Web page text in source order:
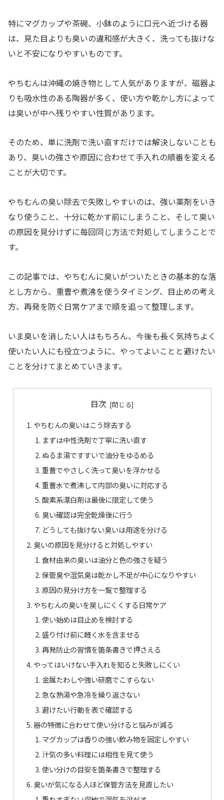
特にマグカップや茶碗、小鉢のように口元へ近づける器
は、見た目よりも臭いの違和感が大きく、洗っても抜けな
いと不安になりやすいものです。
やちむんは沖縄の焼き物として人気がありますが、磁器よ
りも吸水性のある陶器が多く、使い方や乾かし方によって
は臭いが中へ残りやすい性質があります。
そのため、単に洗剤で洗い直すだけでは解決しないことも
あり、臭いの強さや原因に合わせて手入れの順番を変える
ことが大切です。
やちむんの臭い除去で失敗しやすいのは、強い薬剤をいき
なり使うこと、十分に乾かす前にしまうこと、そして臭い
の原因を見分けずに毎回同じ方法で対処してしまうことで
す。
この記事では、やちむんに臭いがついたときの基本的な落
とし方から、重曹や煮沸を使うタイミング、目止めの考え
方、再発を防ぐ日常ケアまで順を追って整理します。
いま臭いを消したい人はもちろん、今後も長く気持ちよく
使いたい人にも役立つように、やってよいことと避けたい
ことを分けてまとめていきます。
目次
やちむんの臭いはこう除去する
まずは中性洗剤で丁寧に洗い直す
ぬるま湯ですすいで油分をゆるめる
重曹でやさしく洗って臭いを浮かせる
重曹水で煮沸して内部の臭いに対応する
酸素系漂白剤は最後に限定して使う
臭い確認は完全乾燥後に行う
どうしても抜けない臭いは用途を分ける
臭いの原因を見分けると対処しやすい
食材由来の臭いは油分と色の強さを疑う
保管臭や湿気臭は乾かし不足が中心になりやすい
原因の見分け方を一覧で整理する
やちむんの臭いを戻しにくくする日常ケア
使い始めは目止めを検討する
盛り付け前に軽く水を含ませる
再発防止の習慣を箇条書きで押さえる
やってはいけない手入れを知ると失敗しにくい
金属たわしや強い研磨でこすらない
急な熱湯や急冷を繰り返さない
避けたい行動を表で確認する
器の特徴に合わせて使い分けると悩みが減る
マグカップは香りの強い飲み物を固定しやすい
汁気の多い料理には相性を見て使う
使い分けの目安を箇条書きで整理する
臭いが気になる人ほど保管方法を見直したい